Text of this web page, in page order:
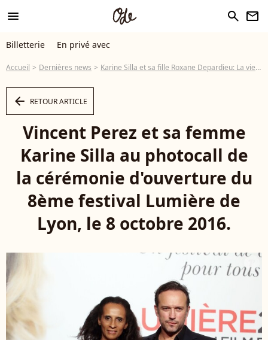
menu search newsletter
Billetterie En privé avec
Accueil Dernières news Karine Silla et sa fille Roxane Depardieu: La vie avec Gérard, Julie, Elisabeth...
arrow_left RETOUR ARTICLE
Vincent Perez et sa femme
Karine Silla au photocall de
la cérémonie d'ouverture du
8ème festival Lumière de
Lyon, le 8 octobre 2016.